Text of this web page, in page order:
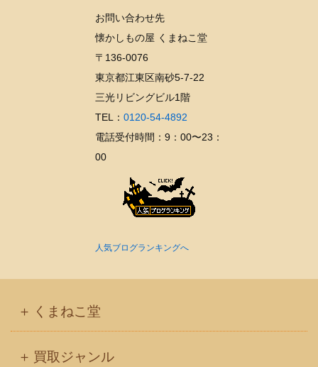
お問い合わせ先
懐かしもの屋 くまねこ堂
〒136-0076
東京都江東区南砂5-7-22
三光リビングビル1階
TEL： 0120-54-4892
電話受付時間：9：00〜23：
00
人気ブログランキングへ
くまねこ堂
買取ジャンル